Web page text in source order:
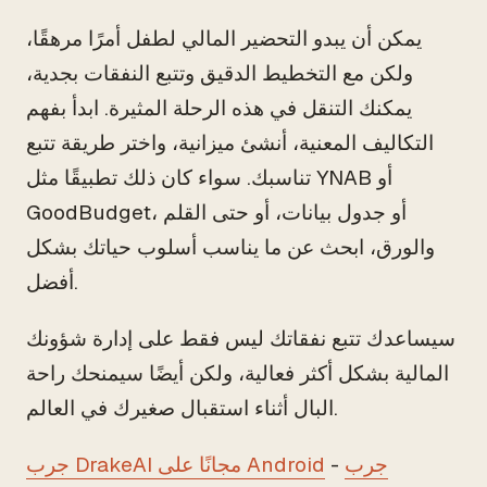
يمكن أن يبدو التحضير المالي لطفل أمرًا مرهقًا،
ولكن مع التخطيط الدقيق وتتبع النفقات بجدية،
يمكنك التنقل في هذه الرحلة المثيرة. ابدأ بفهم
التكاليف المعنية، أنشئ ميزانية، واختر طريقة تتبع
تناسبك. سواء كان ذلك تطبيقًا مثل YNAB أو
GoodBudget، أو جدول بيانات، أو حتى القلم
والورق، ابحث عن ما يناسب أسلوب حياتك بشكل
أفضل.
سيساعدك تتبع نفقاتك ليس فقط على إدارة شؤونك
المالية بشكل أكثر فعالية، ولكن أيضًا سيمنحك راحة
البال أثناء استقبال صغيرك في العالم.
جرب DrakeAI مجانًا على Android - جرب